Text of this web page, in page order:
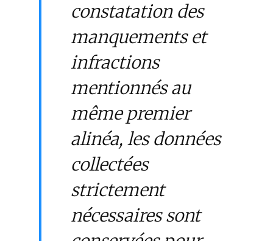
constatation des
manquements et
infractions
mentionnés au
même premier
alinéa, les données
collectées
strictement
nécessaires sont